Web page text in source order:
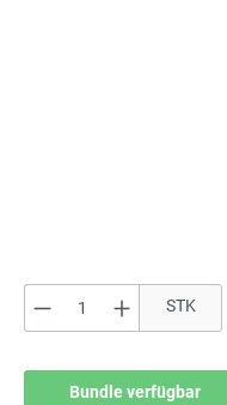
Produkt Anzahl:
STK
Bundle verfügbar